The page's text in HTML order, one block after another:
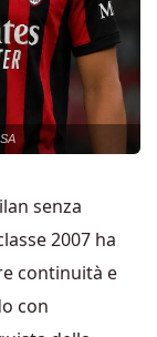
senza
2007 ha
continuità e
con